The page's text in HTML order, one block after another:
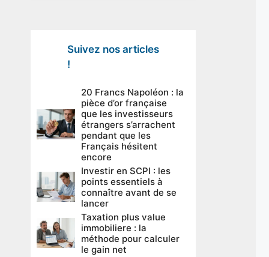
Suivez nos articles
!
20 Francs Napoléon : la
pièce d’or française
que les investisseurs
étrangers s’arrachent
pendant que les
Français hésitent
encore
Investir en SCPI : les
points essentiels à
connaître avant de se
lancer
Taxation plus value
immobiliere : la
méthode pour calculer
le gain net